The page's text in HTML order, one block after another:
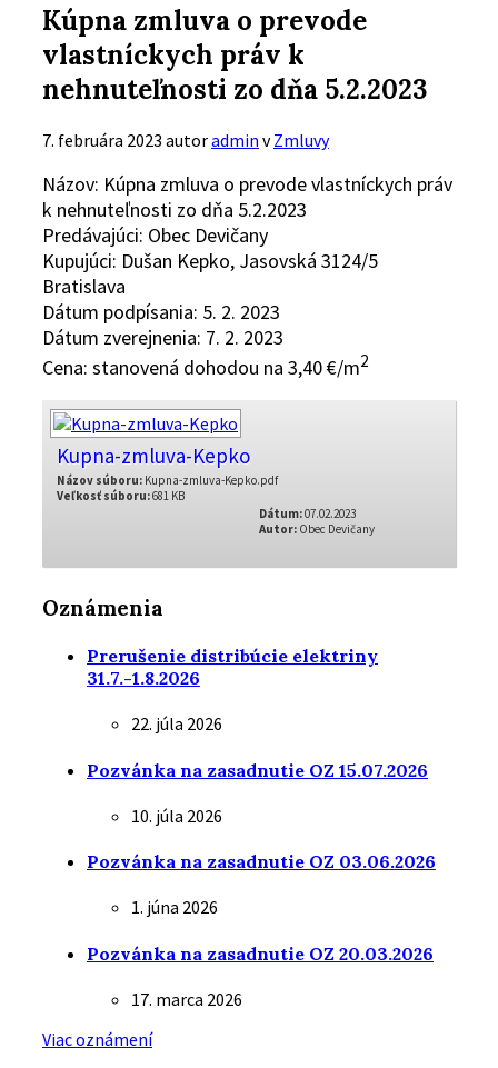
Kúpna zmluva o prevode
vlastníckych práv k
nehnuteľnosti zo dňa 5.2.2023
7. februára 2023 autoradmin vZmluvy
Názov: Kúpna zmluva o prevode vlastníckych práv
k nehnuteľnosti zo dňa 5.2.2023
Predávajúci: Obec Devičany
Kupujúci: Dušan Kepko, Jasovská 3124/5
Bratislava
Dátum podpísania: 5. 2. 2023
Dátum zverejnenia: 7. 2. 2023
Cena: stanovená dohodou na 3,40 €/m2
Kupna-zmluva-Kepko
Názov súboru: Kupna-zmluva-Kepko.pdf
Veľkosť súboru:681 KB
Dátum:07.02.2023
Autor: Obec Devičany
Oznámenia
Prerušenie distribúcie elektriny
31.7.-1.8.2026
22. júla 2026
Pozvánka na zasadnutie OZ 15.07.2026
10. júla 2026
Pozvánka na zasadnutie OZ 03.06.2026
1. júna 2026
Pozvánka na zasadnutie OZ 20.03.2026
17. marca 2026
Viac oznámení